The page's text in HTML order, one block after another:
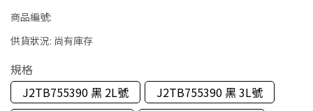
商品編號:
供貨狀況: 尚有庫存
規格
J2TB755390 黑 2L號
J2TB755390 黑 3L號